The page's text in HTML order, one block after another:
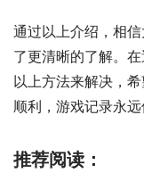
通过以上介绍，相
了更清晰的了解。
以上方法来解决，
顺利，游戏记录永远
推荐阅读：